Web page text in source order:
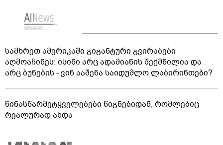
სამხრეთ ამერიკაში გიგანტური გვირაბები
აღმოაჩინეს: ისინი არც ადამიანის შექმნილია და
არც ბუნების - ვინ ააშენა საიდუმლო ლაბირინთები?
წინასწარმეტყველებები წიგნებიდან, რომლებიც
რეალურად ახდა